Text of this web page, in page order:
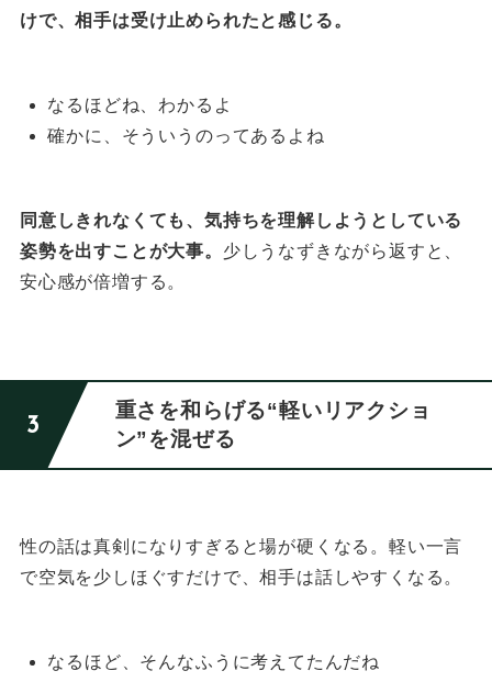
けで、相手は受け止められたと感じる。
なるほどね、わかるよ
確かに、そういうのってあるよね
同意しきれなくても、気持ちを理解しようとしている
姿勢を出すことが大事。 少しうなずきながら返すと、
安心感が倍増する。
重さを和らげる“軽いリアクショ
ン”を混ぜる
性の話は真剣になりすぎると場が硬くなる。軽い一言
で空気を少しほぐすだけで、相手は話しやすくなる。
なるほど、そんなふうに考えてたんだね